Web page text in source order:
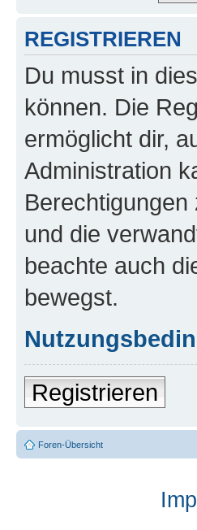
REGISTRIEREN
Du musst in
können. Die
ermöglicht dir,
Administration
und die
beachte auch
bewegst.
Registrieren
Foren-Übersicht